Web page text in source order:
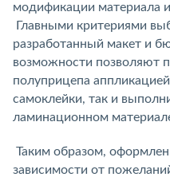
модификации материала
Главными критериями
разработанный макет и
возможности позволяют
полуприцепа
самоклейки, так и
ламинационном
Таким образом,
зависимости от